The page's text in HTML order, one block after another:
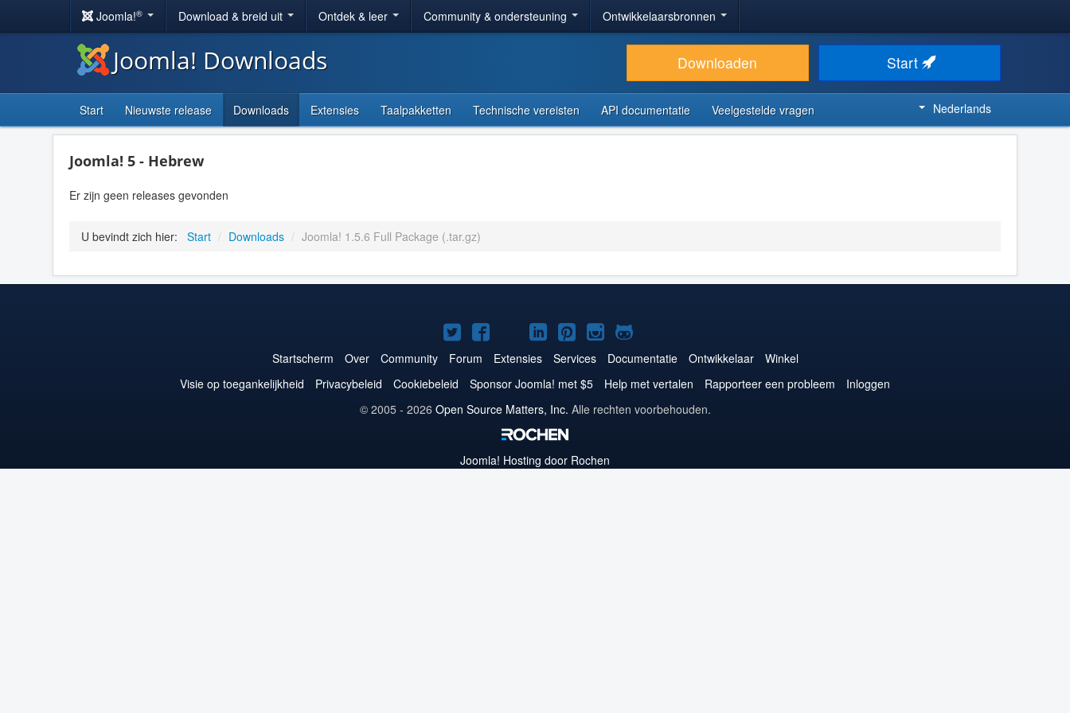
Joomla!® Download & breid uit Ontdek & leer Community & ondersteuning Ontwikkelaarsbronnen
Joomla! Downloads Downloaden Start
Start Nieuwste release Downloads Extensies Taalpakketten Technische vereisten API documentatie Veelgestelde vragen Nederlands
Joomla! 5 - Hebrew
Er zijn geen releases gevonden
U bevindt zich hier: Start / Downloads / Joomla! 1.5.6 Full Package (.tar.gz)
Joomla!
op
Twitter
Joomla!
op
Facebook
Joomla!
op
YouTube
Joomla!
op
LinkedIn
Joomla!
op
Pinterest
Joomla!
op
Instagram
Joomla!
op
GitHub
Startscherm Over Community Forum Extensies Services Documentatie Ontwikkelaar
Winkel
Visie op toegankelijkheid
Privacybeleid Cookiebeleid Sponsor Joomla! met $5 Help met vertalen Rapporteer een probleem
Inloggen
© 2005 - 2026 Open Source Matters, Inc. Alle rechten voorbehouden.
Joomla! Hosting door Rochen